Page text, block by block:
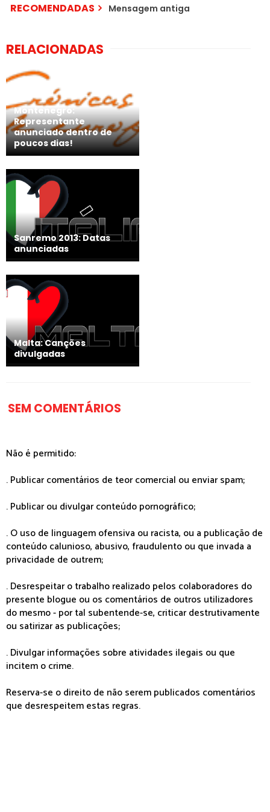
RECOMENDADAS Mensagem antiga
RELACIONADAS
Montenegro:
Representante
anunciado dentro de
poucos dias!
Sanremo 2013: Datas
anunciadas
Malta: Canções
divulgadas
SEM COMENTÁRIOS
Não é permitido:
. Publicar comentários de teor comercial ou enviar spam;
. Publicar ou divulgar conteúdo pornográfico;
. O uso de linguagem ofensiva ou racista, ou a publicação de
conteúdo calunioso, abusivo, fraudulento ou que invada a
privacidade de outrem;
. Desrespeitar o trabalho realizado pelos colaboradores do
presente blogue ou os comentários de outros utilizadores
do mesmo - por tal subentende-se, criticar destrutivamente
ou satirizar as publicações;
. Divulgar informações sobre atividades ilegais ou que
incitem o crime.
Reserva-se o direito de não serem publicados comentários
que desrespeitem estas regras.